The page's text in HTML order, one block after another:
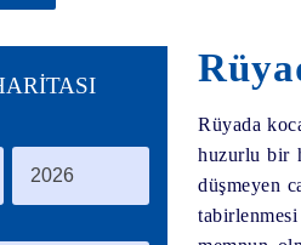
Rüyada
huzurlu bir
düşmeyen